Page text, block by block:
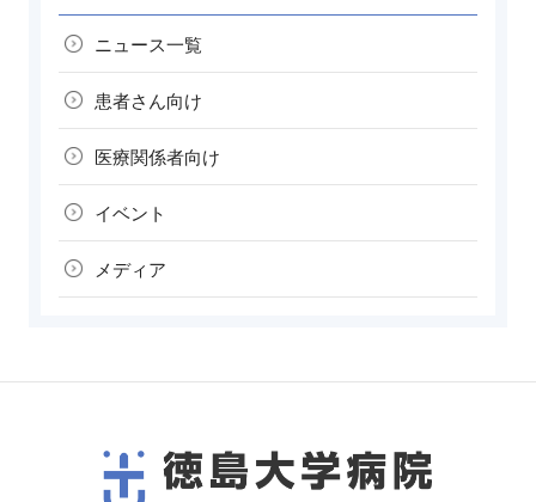
ニュース一覧
患者さん向け
医療関係者向け
イベント
メディア